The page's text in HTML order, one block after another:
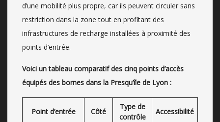
d’une mobilité plus propre, car ils peuvent circuler sans
restriction dans la zone tout en profitant des
infrastructures de recharge installées à proximité des
points d’entrée.
Voici un tableau comparatif des cinq points d’accès
équipés des bornes dans la Presqu’île de Lyon :
Point d’entrée Côté
Type de
contrôle
Accessibilité